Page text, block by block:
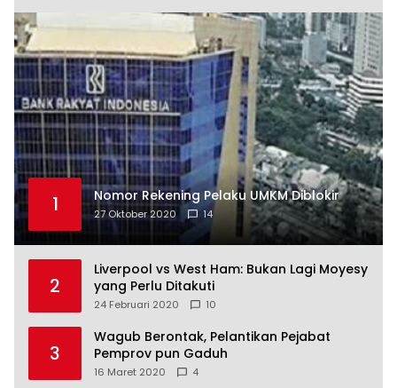
1 Nomor Rekening Pelaku UMKM Diblokir
27 Oktober 2020 14
2
Liverpool vs West Ham: Bukan Lagi Moyesy
yang Perlu Ditakuti
24 Februari 2020 10
3
Wagub Berontak, Pelantikan Pejabat
Pemprov pun Gaduh
16 Maret 2020 4